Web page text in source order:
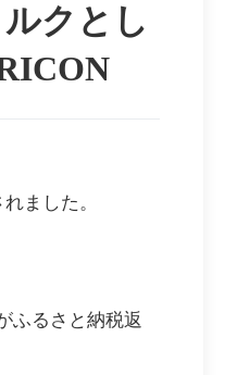
クとし
ました。
ふるさと納税返